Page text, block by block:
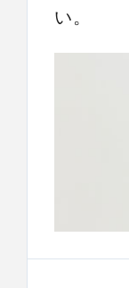
い。